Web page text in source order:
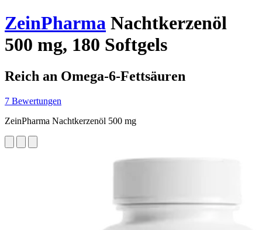
ZeinPharma Nachtkerzenöl
500 mg, 180 Softgels
Reich an Omega-6-Fettsäuren
7 Bewertungen
ZeinPharma Nachtkerzenöl 500 mg